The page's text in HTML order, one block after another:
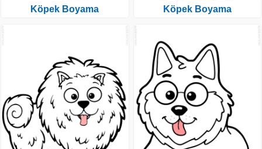
Köpek Boyama Köpek Boyama